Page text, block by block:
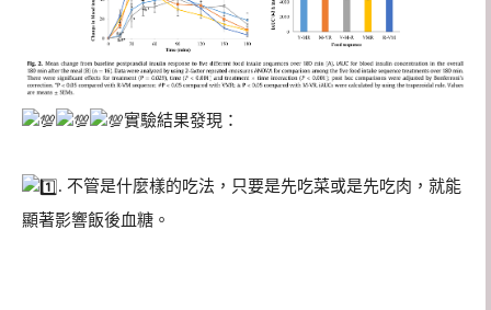
實驗結果發現：
. 不管是什麼樣的吃法，只要是先吃菜或是先吃肉，就能
顯著影響飯後血糖。